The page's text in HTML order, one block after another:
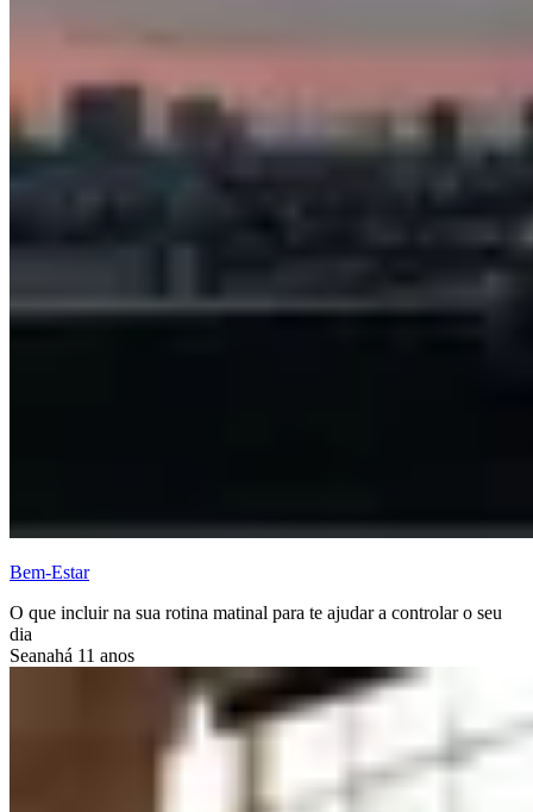
Bem-Estar
O que incluir na sua rotina matinal para te ajudar a controlar o seu
dia
Seanahá 11 anos